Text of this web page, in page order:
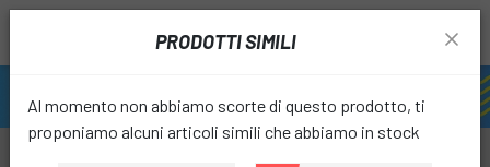
PRODOTTI SIMILI
Al momento non abbiamo scorte di questo prodotto, ti
proponiamo alcuni articoli simili che abbiamo in stock